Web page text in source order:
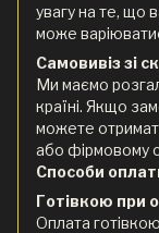
увагу на те, що
може
Самовивіз зі
Ми маємо
країні. Якщо
можете
або фірмовому
Способи
Готівкою при
Оплата